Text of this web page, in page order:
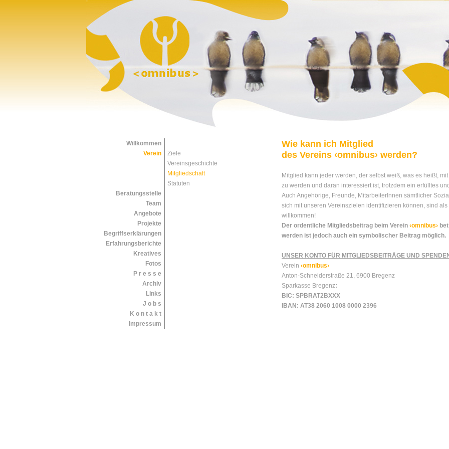
Willkommen
Verein
Ziele
Vereinsgeschichte
Mitgliedschaft
Statuten
Beratungsstelle
Team
Angebote
Projekte
Begriffserklärungen
Erfahrungsberichte
Kreatives
Fotos
P r e s s e
Archiv
Links
J o b s
K o n t a k t
Impressum
Wie kann ich Mitglied
des Vereins ‹omnibus› werden?
Mitglied kann jeder werden, der selbst weiß, was es heißt,
zu werden und daran interessiert ist, trotzdem ein erfülltes
Auch Angehörige, Freunde, MitarbeiterInnen sämtlicher
sich mit unseren Vereinszielen identifizieren können, sind
willkommen!
Der ordentliche Mitgliedsbeitrag beim Verein ‹omnibus›
werden ist jedoch auch ein symbolischer Beitrag möglich.
UNSER KONTO FÜR MITGLIEDSBEITRÄGE UND
Verein ‹omnibus›
Anton-Schneiderstraße 21, 6900 Bregenz
Sparkasse Bregenz:
BIC: SPBRAT2BXXX
IBAN: AT38 2060 1008 0000 2396